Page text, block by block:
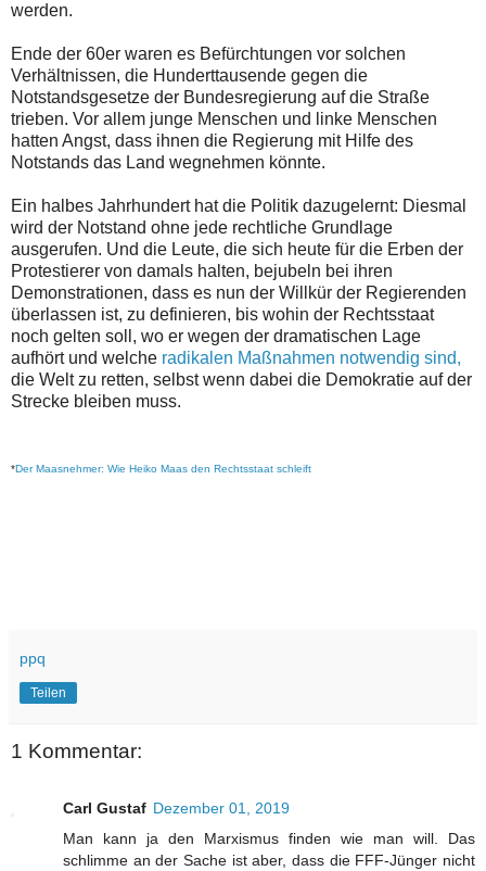
werden.
Ende der 60er waren es Befürchtungen vor solchen
Verhältnissen, die Hunderttausende gegen die
Notstandsgesetze der Bundesregierung auf die Straße
trieben. Vor allem junge Menschen und linke Menschen
hatten Angst, dass ihnen die Regierung mit Hilfe des
Notstands das Land wegnehmen könnte.
Ein halbes Jahrhundert hat die Politik dazugelernt: Diesmal
wird der Notstand ohne jede rechtliche Grundlage
ausgerufen. Und die Leute, die sich heute für die Erben der
Protestierer von damals halten, bejubeln bei ihren
Demonstrationen, dass es nun der Willkür der Regierenden
überlassen ist, zu definieren, bis wohin der Rechtsstaat
noch gelten soll, wo er wegen der dramatischen Lage
aufhört und welche radikalen Maßnahmen notwendig sind,
die Welt zu retten, selbst wenn dabei die Demokratie auf der
Strecke bleiben muss.
*Der Maasnehmer: Wie Heiko Maas den Rechtsstaat schleift
ppq
Teilen
1 Kommentar:
Carl Gustaf Dezember 01, 2019
Man kann ja den Marxismus finden wie man will. Das
schlimme an der Sache ist aber, dass die FFF-Jünger nicht